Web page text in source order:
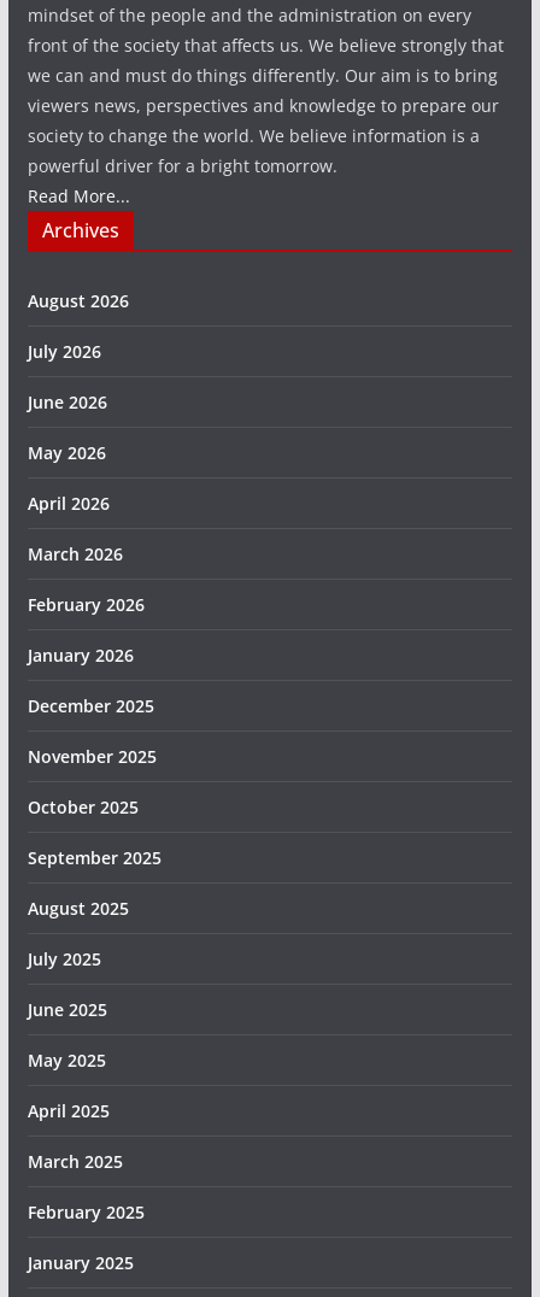
mindset of the people and the administration on every
front of the society that affects us. We believe strongly that
we can and must do things differently. Our aim is to bring
viewers news, perspectives and knowledge to prepare our
society to change the world. We believe information is a
powerful driver for a bright tomorrow.
Read More...
Archives
August 2026
July 2026
June 2026
May 2026
April 2026
March 2026
February 2026
January 2026
December 2025
November 2025
October 2025
September 2025
August 2025
July 2025
June 2025
May 2025
April 2025
March 2025
February 2025
January 2025